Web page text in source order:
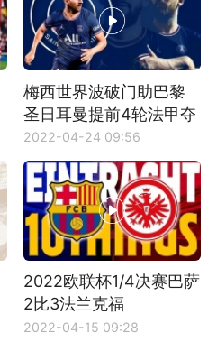
梅西世界波破门助巴黎
圣日耳曼提前4轮法甲夺
冠
2022-04-24 09:56
2022欧联杯1/4决赛巴萨
2比3法兰克福
2022-04-15 09:28